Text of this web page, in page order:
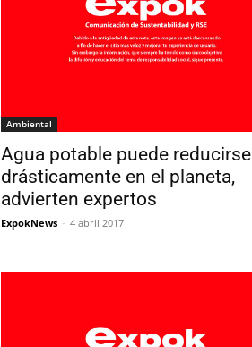
Ambiental
Agua potable puede reducirse
drásticamente en el planeta,
advierten expertos
ExpokNews - 4 abril 2017